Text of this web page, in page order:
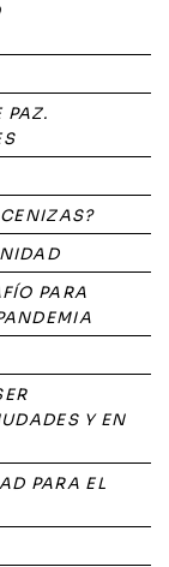
PAZ.
PARA
Y EN
PARA EL